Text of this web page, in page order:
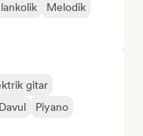
Melodik
gitar
Davul
Piyano